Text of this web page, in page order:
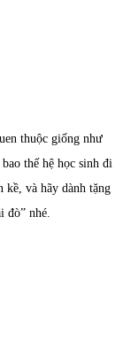
thuộc giống như
thế hệ học sinh đi
kề, và hãy dành tặng
đò” nhé.